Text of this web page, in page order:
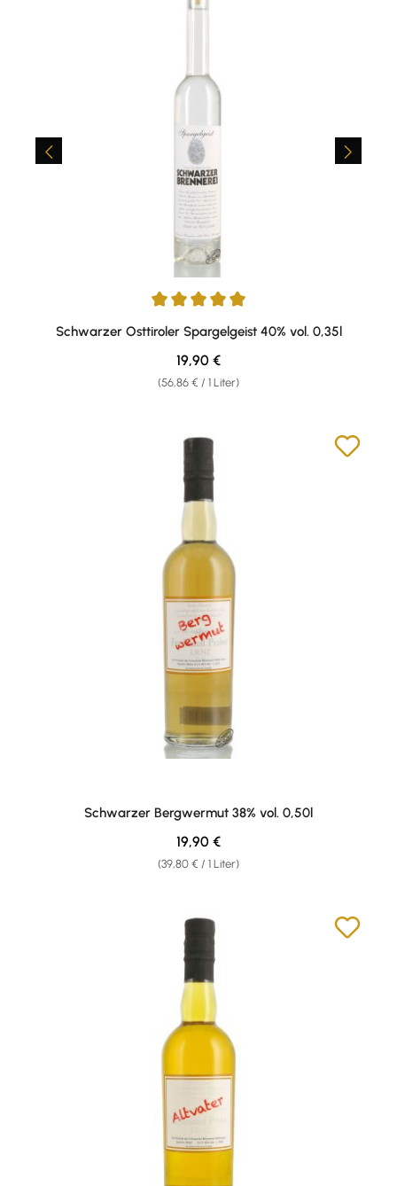
Durchschnittliche Bewertung von 5 von 5 Sternen
Schwarzer Osttiroler Spargelgeist 40% vol. 0,35l
(56,86 € / 1 Liter)
Regulärer Preis:
19,90 €
Schwarzer Bergwermut 38% vol. 0,50l
(39,80 € / 1 Liter)
Regulärer Preis:
19,90 €